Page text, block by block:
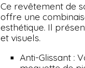
Ce revêtement de
offre une
esthétique. Il
et visuels.
Anti-Glissant :